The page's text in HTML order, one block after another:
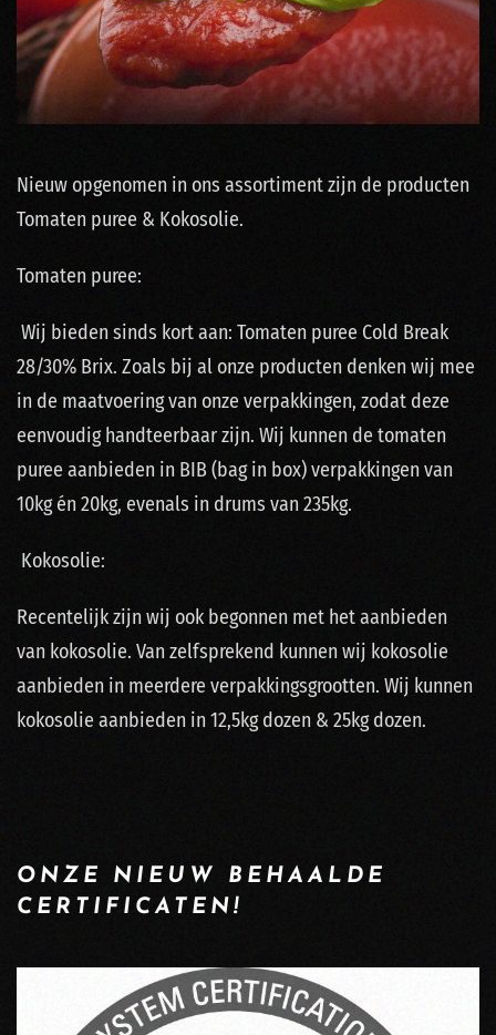
Nieuw opgenomen in ons assortiment zijn de producten
Tomaten puree & Kokosolie.
Tomaten puree:
Wij bieden sinds kort aan: Tomaten puree Cold Break
28/30% Brix. Zoals bij al onze producten denken wij mee
in de maatvoering van onze verpakkingen, zodat deze
eenvoudig handteerbaar zijn. Wij kunnen de tomaten
puree aanbieden in BIB (bag in box) verpakkingen van
10kg én 20kg, evenals in drums van 235kg.
Kokosolie:
Recentelijk zijn wij ook begonnen met het aanbieden
van kokosolie. Van zelfsprekend kunnen wij kokosolie
aanbieden in meerdere verpakkingsgrootten. Wij kunnen
kokosolie aanbieden in 12,5kg dozen & 25kg dozen.
ONZE NIEUW BEHAALDE
CERTIFICATEN!